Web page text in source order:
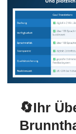
🔄Ihr